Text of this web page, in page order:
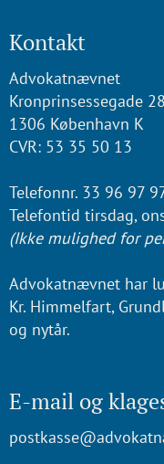
Kontakt
Advokatnævnet
Kronprinsessegade
1306 København K
CVR: 53 35 50 13
Telefonnr. 33 96 97
Telefontid tirsdag,
(Ikke mulighed for
Advokatnævnet har
Kr. Himmelfart,
og nytår.
E-mail og